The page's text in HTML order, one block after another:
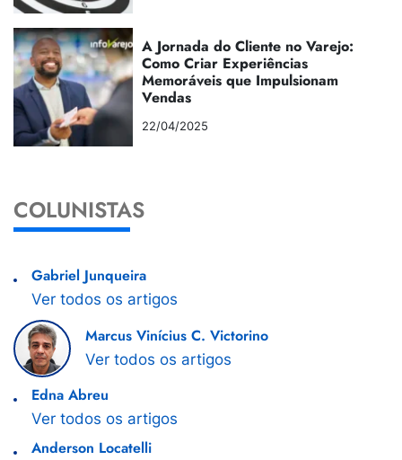
A Jornada do Cliente no Varejo:
Como Criar Experiências
Memoráveis que Impulsionam
Vendas
22/04/2025
COLUNISTAS
Gabriel Junqueira
Ver todos os artigos
Marcus Vinícius C. Victorino
Ver todos os artigos
Edna Abreu
Ver todos os artigos
Anderson Locatelli